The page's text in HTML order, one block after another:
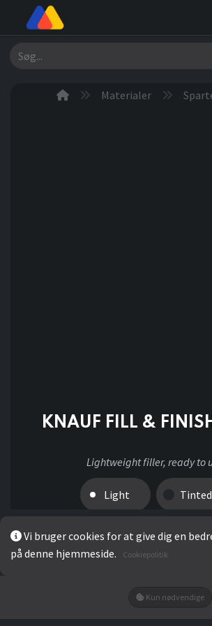
Søg
Materialer
KNAUF FILL &
Lightweight filler, ready to
Light Tinted
199,20
Vi bruger cookies for at give dig en
på denne hjemmeside.
Cookiepolitik
Kun nødvendige